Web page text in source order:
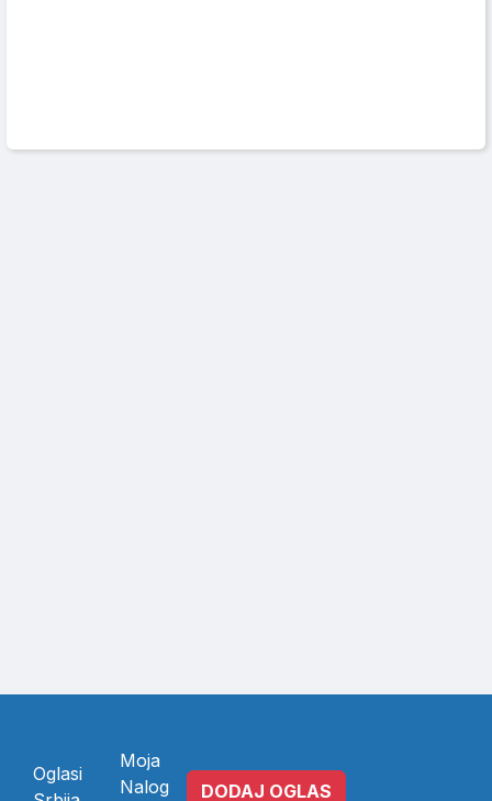
Oglasi
Moja
Nalog
DODAJ OGLAS